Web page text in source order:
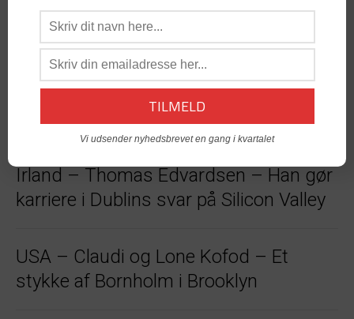
danske tilgang har givet ham succes i
udlandet
USA – Marie Brock – Dansk skuespiller
i L.A.: Mit liv er aldrig kedeligt
Irland – Thomas Edvardsen – Han gør
karriere i Dublins svar på Silicon Valley
USA – Claudi og Lone Kofod – Et
stykke af Bornholm i Brooklyn
Vi udsender nyhedsbrevet en gang i kvartalet